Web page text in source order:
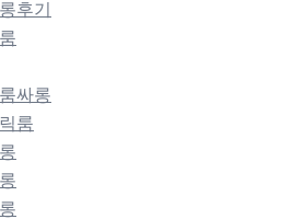
후기
싸롱
룸